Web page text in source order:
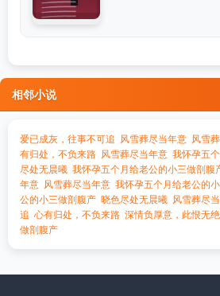
相邻小说
爱已成灰，往事不可追 风雪葬尽当年意 风雪
有归处，不负来路 风雪葬尽当年意 我怀孕五
尽处无晨曦 我怀孕五个月给老公的小三做剖腹
年意 风雪葬尽当年意 我怀孕五个月给老公的
公的小三做剖腹产 晓色尽处无晨曦 风雪葬尽
追 心有归处，不负来路 深情负厚意，此恨无
做剖腹产